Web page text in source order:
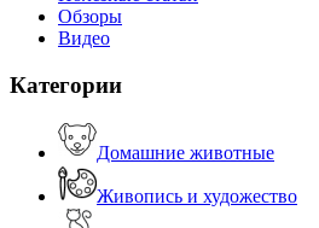
Обзоры
Видео
Категории
Домашние животные
Живопись и художество